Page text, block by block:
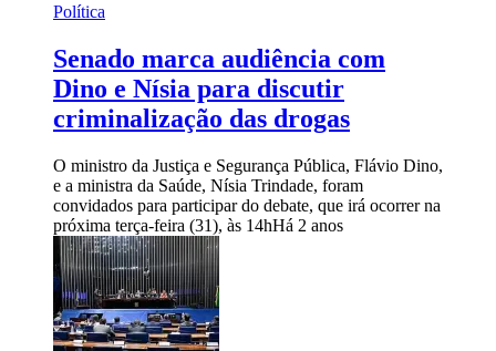
Política
Senado marca audiência com
Dino e Nísia para discutir
criminalização das drogas
O ministro da Justiça e Segurança Pública, Flávio Dino,
e a ministra da Saúde, Nísia Trindade, foram
convidados para participar do debate, que irá ocorrer na
próxima terça-feira (31), às 14hHá 2 anos